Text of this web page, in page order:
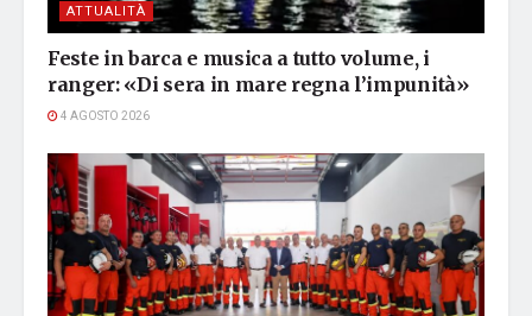
ATTUALITÀ
Feste in barca e musica a tutto volume, i
ranger: «Di sera in mare regna l’impunità»
4 AGOSTO 2026